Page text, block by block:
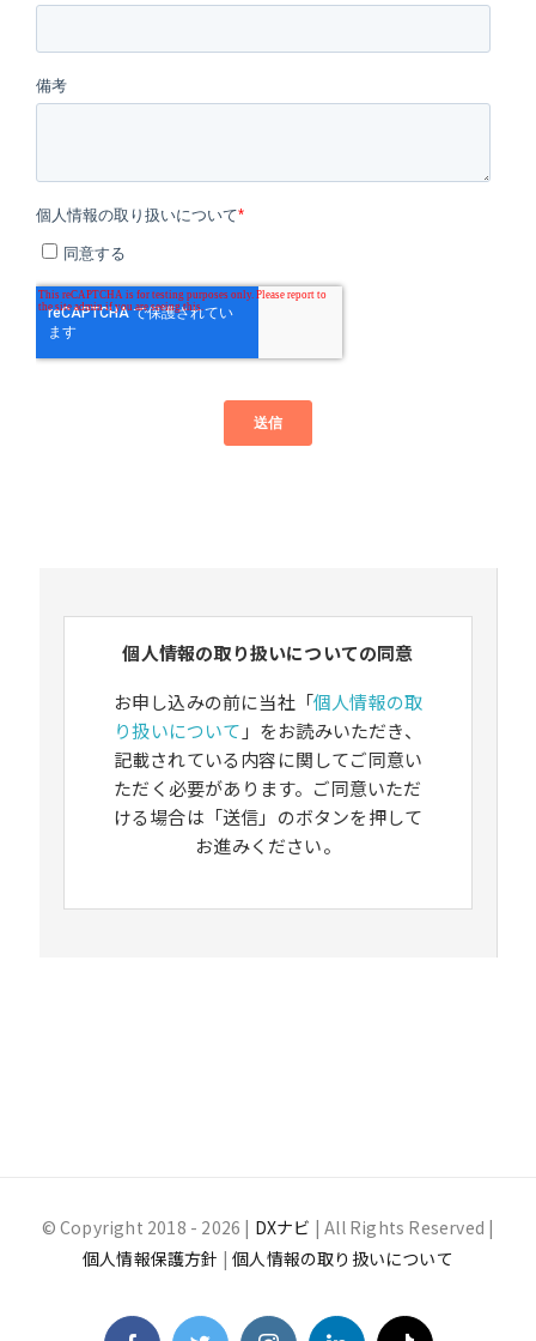
個人情報の取り扱いについての同意
お申し込みの前に当社「個人情報の取
り扱いについて 」をお読みいただき、
記載されている内容に関してご同意い
ただく必要があります。ご同意いただ
ける場合は「送信」のボタンを押して
お進みください。
© Copyright 2018 - 2026 | DXナビ | All Rights Reserved |
個人情報保護方針 |個人情報の取り扱いについて